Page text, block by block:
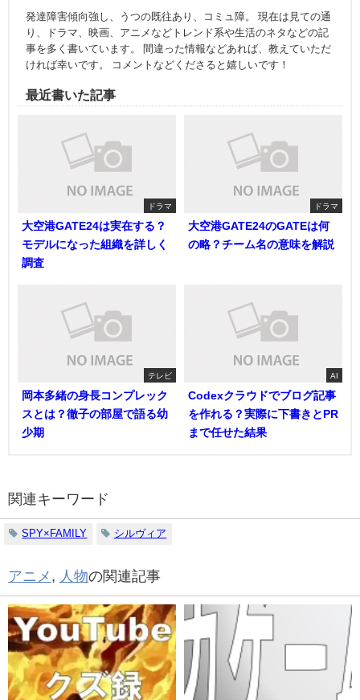
発達障害傾向強し、うつの既往あり、コミュ障。 現在は見ての通
り、ドラマ、映画、アニメなどトレンド系や生活のネタなどの記
事を多く書いています。 間違った情報などあれば、教えていただ
ければ幸いです。 コメントなどくださると嬉しいです！
最近書いた記事
ドラマ
大空港GATE24は実在する？
モデルになった組織を詳しく
調査
ドラマ
大空港GATE24のGATEは何
の略？チーム名の意味を解説
テレビ
岡本多緒の身長コンプレック
スとは？徹子の部屋で語る幼
少期
AI
Codexクラウドでブログ記事
を作れる？実際に下書きとPR
まで任せた結果
関連キーワード
SPY×FAMILY シルヴィア
アニメ , 人物の関連記事